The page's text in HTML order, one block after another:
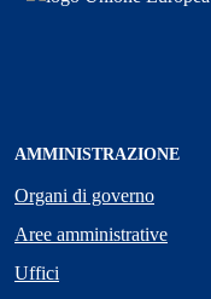
AMMINISTRAZIONE
Organi di governo
Aree amministrative
Uffici